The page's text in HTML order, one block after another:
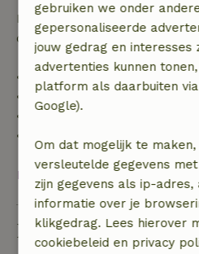
Daarna krijg je een deel van
de borg terugbetaald:
• tot 42 dagen voor
• 42–28 dagen voor
• 28 dagen tot de
• op de aankomstdag of
Bekijk alles
Duurzaamheid
gebruiken we onder
gepersonaliseerde
jouw gedrag en
advertenties kunnen
platform als daarbuiten
Google).
Om dat mogelijk te
versleutelde gegevens
zijn gegevens als ip-
informatie over je
klikgedrag. Lees hierover
cookiebeleid en privacy